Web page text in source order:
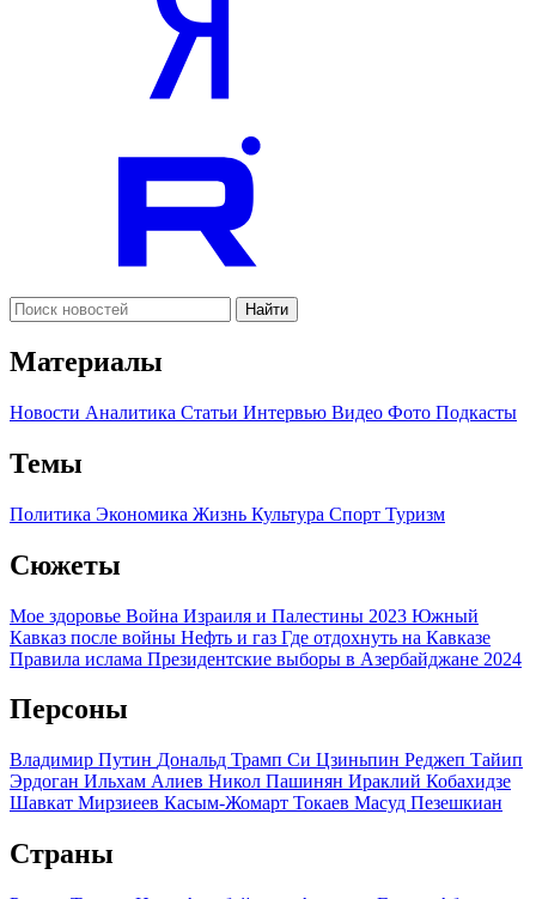
Найти
Материалы
Новости Аналитика Статьи Интервью Видео Фото Подкасты
Темы
Политика Экономика Жизнь Культура Спорт Туризм
Сюжеты
Мое здоровье Война Израиля и Палестины 2023 Южный
Кавказ после войны Нефть и газ Где отдохнуть на Кавказе
Правила ислама Президентские выборы в Азербайджане 2024
Персоны
Владимир Путин Дональд Трамп Си Цзиньпин Реджеп Тайип
Эрдоган Ильхам Алиев Никол Пашинян Ираклий Кобахидзе
Шавкат Мирзиеев Касым-Жомарт Токаев Масуд Пезешкиан
Страны